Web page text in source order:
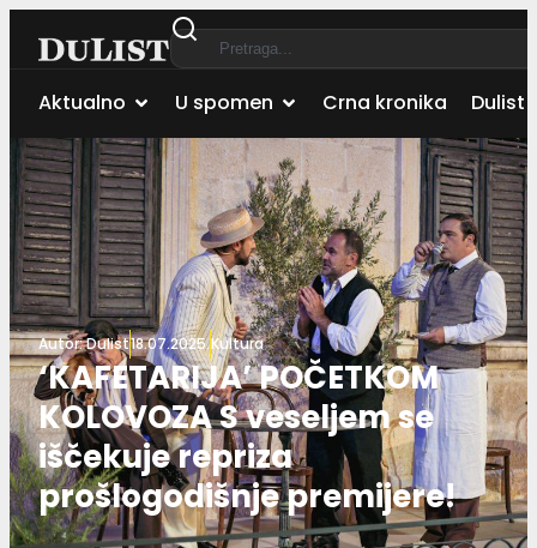
Aktualno U spomen Crna kronika Dulist
Autor:Dulist18.07.2025.Kultura
‘KAFETARIJA’ POČETKOM
KOLOVOZA S veseljem se
iščekuje repriza
prošlogodišnje premijere!